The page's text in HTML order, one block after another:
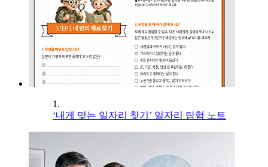
1.
‘내게 맞는 일자리 찾기’ 일자리 탐험 노트